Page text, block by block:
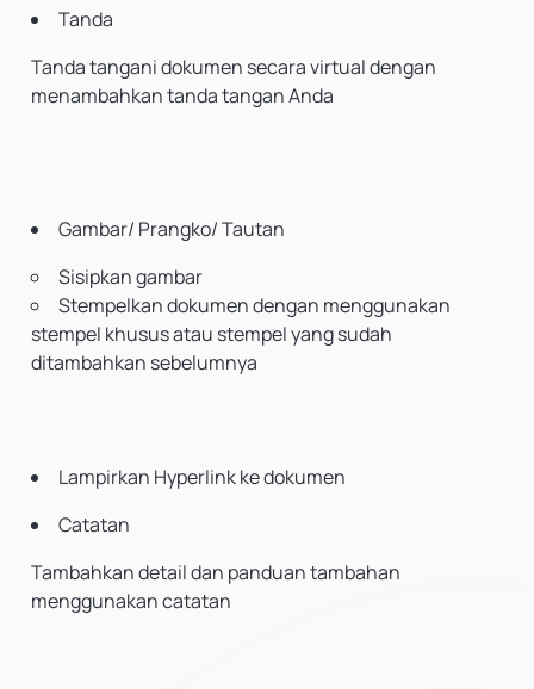
Tanda
Tanda tangani dokumen secara virtual dengan
menambahkan tanda tangan Anda
Gambar/ Prangko/ Tautan
Sisipkan gambar
Stempelkan dokumen dengan menggunakan
stempel khusus atau stempel yang sudah
ditambahkan sebelumnya
Lampirkan Hyperlink ke dokumen
Catatan
Tambahkan detail dan panduan tambahan
menggunakan catatan